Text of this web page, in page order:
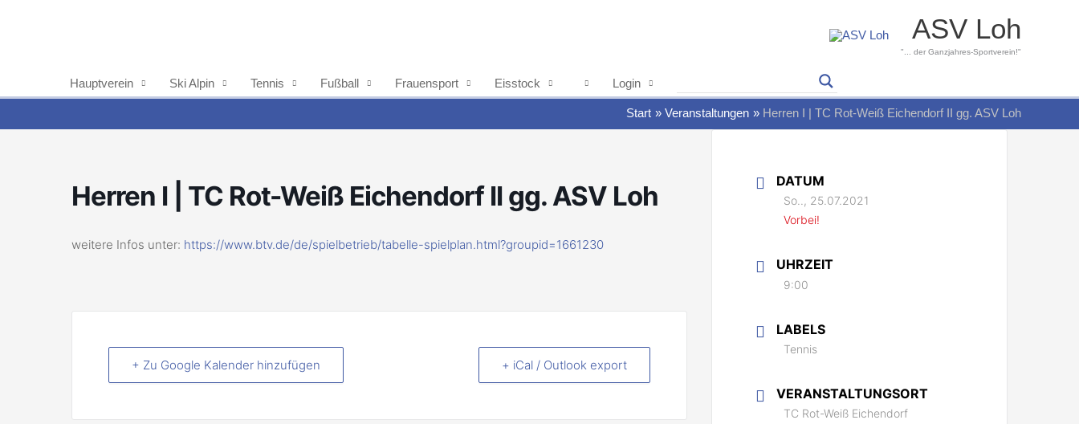
ASV Loh
"... der Ganzjahres-Sportverein!"
Hauptverein Ski Alpin Tennis Fußball Frauensport Eisstock Login
Start Veranstaltungen Herren I | TC Rot-Weiß Eichendorf II gg. ASV Loh
Herren I | TC Rot-Weiß Eichendorf II gg. ASV Loh
weitere Infos unter: https://www.btv.de/de/spielbetrieb/tabelle-spielplan.html?groupid=1661230
+ Zu Google Kalender hinzufügen + iCal / Outlook export
DATUM
So.., 25.07.2021
Vorbei!
UHRZEIT
9:00
LABELS
Tennis
VERANSTALTUNGSORT
TC Rot-Weiß Eichendorf